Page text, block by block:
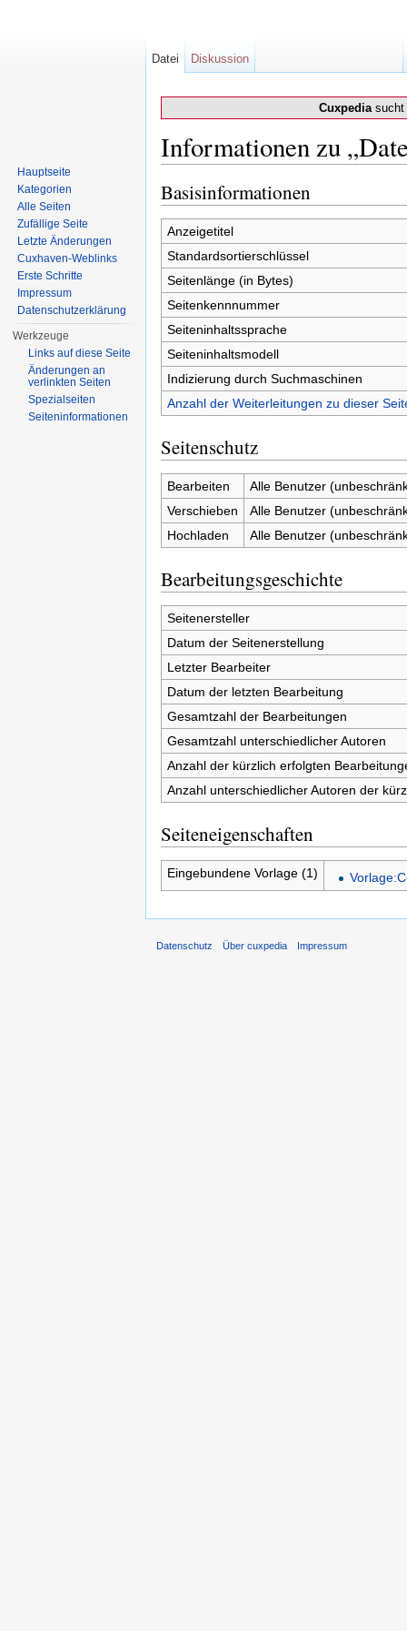
Cuxpediasucht
Informationen zu
Basisinformationen
Anzeigetitel
Standardsortierschlüssel
Seitenlänge (in Bytes)
Seitenkennnummer
Seiteninhaltssprache
Seiteninhaltsmodell
Indizierung durch Suchmaschinen
Anzahl der Weiterleitungen zu dieser
Seitenschutz
Bearbeiten
Alle Benutzer
Verschieben
Alle Benutzer
Hochladen
Alle Benutzer
Bearbeitungsgeschichte
Seitenersteller
Datum der Seitenerstellung
Letzter Bearbeiter
Datum der letzten Bearbeitung
Gesamtzahl der Bearbeitungen
Gesamtzahl unterschiedlicher Autoren
Anzahl der kürzlich erfolgten
Anzahl unterschiedlicher Autoren der
Seiteneigenschaften
Eingebundene Vorlage (1)
Datei Diskussion
Hauptseite
Kategorien
Alle Seiten
Zufällige Seite
Letzte Änderungen
Cuxhaven-Weblinks
Erste Schritte
Impressum
Datenschutzerklärung
Werkzeuge
Links auf diese Seite
Änderungen an
verlinkten Seiten
Spezialseiten
Seiten­informationen
Datenschutz Über cuxpedia Impressum